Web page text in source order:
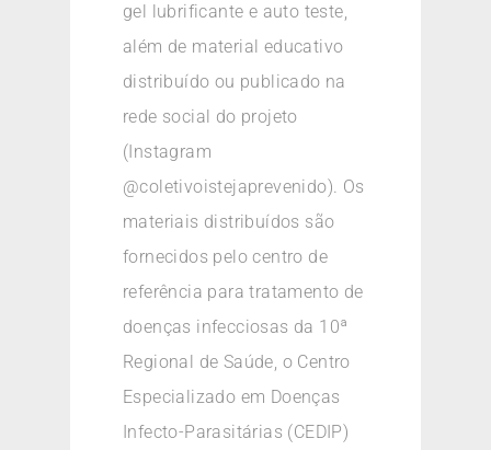
gel lubrificante e auto teste,
além de material educativo
distribuído ou publicado na
rede social do projeto
(Instagram
@coletivoistejaprevenido). Os
materiais distribuídos são
fornecidos pelo centro de
referência para tratamento de
doenças infecciosas da 10ª
Regional de Saúde, o Centro
Especializado em Doenças
Infecto-Parasitárias (CEDIP)